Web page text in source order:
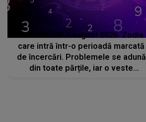
HOROSCOP 7 august 2026. Zodia
care intră într-o perioadă marcată
de încercări. Problemele se adună
din toate părțile, iar o veste